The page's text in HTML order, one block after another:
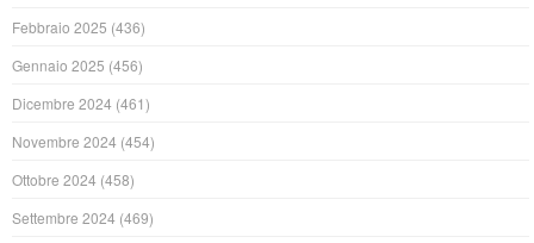
Febbraio 2025 (436)
Gennaio 2025 (456)
Dicembre 2024 (461)
Novembre 2024 (454)
Ottobre 2024 (458)
Settembre 2024 (469)